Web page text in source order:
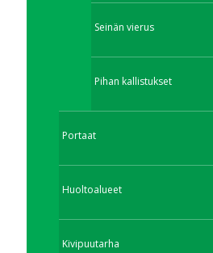
Seinän vierus
Pihan kallistukset
Portaat
Huoltoalueet
Kivipuutarha